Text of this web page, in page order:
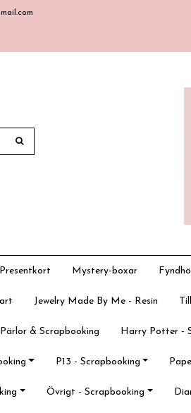
Presentkort Mystery-boxar
Jewelry Made By Me - Resin
& Scrapbooking Harry Potter -
P13 - Scrapbooking
Övrigt - Scrapbooking